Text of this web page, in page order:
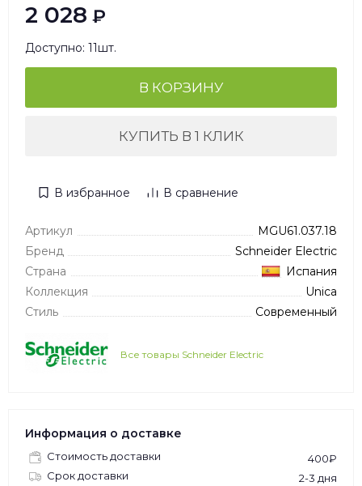
2 028 ₽
Доступно: 11шт.
В КОРЗИНУ
КУПИТЬ В 1 КЛИК
В избранное В сравнение
Артикул
MGU61.037.18
Бренд
Schneider Electric
Страна
Испания
Коллекция
Unica
Стиль
Современный
Все товары Schneider Electric
Информация о доставке
Стоимость доставки
400₽
Срок доставки
2-3 дня